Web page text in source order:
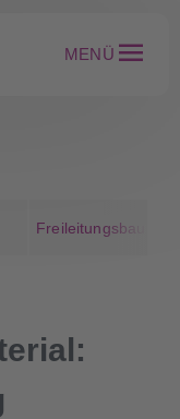
MENÜ
Freileitungsbau